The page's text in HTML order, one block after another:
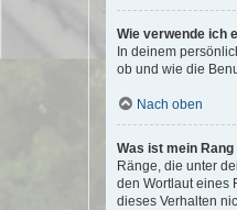
Wie verwende ich
In deinem
ob und wie die
Nach oben
Was ist mein
Ränge, die unter
den Wortlaut eines
dieses Verhalten